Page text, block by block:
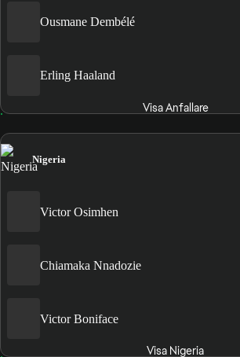
Ousmane Dembélé
Erling Haaland
Visa Anfallare
Nigeria
Victor Osimhen
Chiamaka Nnadozie
Victor Boniface
Visa Nigeria